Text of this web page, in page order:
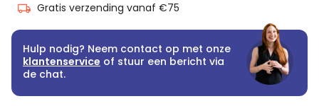
Gratis verzending vanaf €75
Hulp nodig? Neem contact op met onze
klantenservice of stuur een bericht via
de chat.